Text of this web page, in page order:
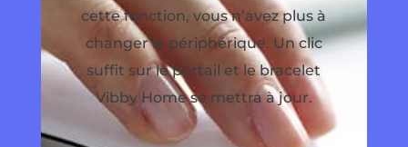
cette fonction, vous n’avez plus à
changer le périphérique. Un clic
suffit sur le portail et le bracelet
Vibby Home se mettra à jour.